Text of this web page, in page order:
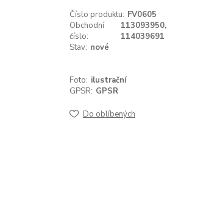
Číslo produktu: FV0605
Obchodní
číslo:
113093950,
114039691
Stav: nové
Foto: ilustrační
GPSR: GPSR
Do oblíbených